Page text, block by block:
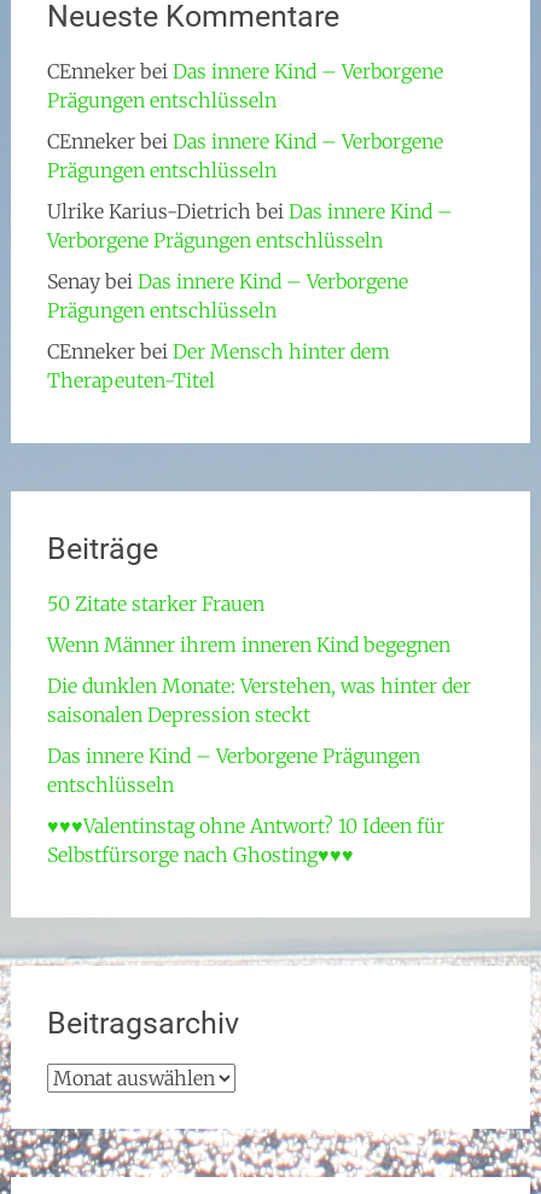
Neueste Kommentare
CEnnekerbei Das innere Kind – Verborgene
Prägungen entschlüsseln
CEnnekerbei Das innere Kind – Verborgene
Prägungen entschlüsseln
Ulrike Karius-Dietrich bei Das innere Kind –
Verborgene Prägungen entschlüsseln
Senaybei Das innere Kind – Verborgene
Prägungen entschlüsseln
CEnnekerbei Der Mensch hinter dem
Therapeuten-Titel
Beiträge
50 Zitate starker Frauen
Wenn Männer ihrem inneren Kind begegnen
Die dunklen Monate: Verstehen, was hinter der
saisonalen Depression steckt
Das innere Kind – Verborgene Prägungen
entschlüsseln
♥♥♥Valentinstag ohne Antwort? 10 Ideen für
Selbstfürsorge nach Ghosting♥♥♥
Beitragsarchiv
Beitragsarchiv